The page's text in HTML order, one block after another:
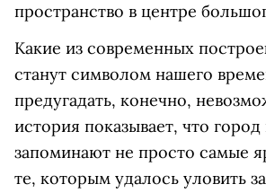
пространство в центре
Какие из современных
станут символом нашего
предугадать, конечно,
история показывает, что
запоминают не просто самые
те, которым удалось уловить